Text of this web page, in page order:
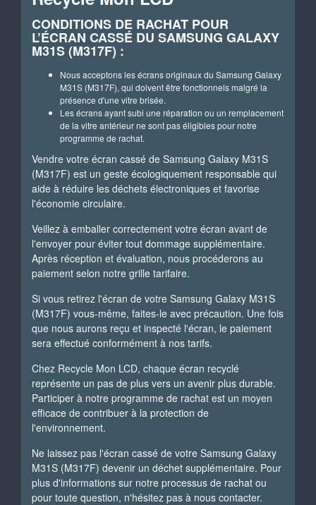
CONDITIONS DE RACHAT POUR
L’ÉCRAN CASSÉ DU SAMSUNG GALAXY
M31S (M317F) :
Nous acceptons les écrans originaux du Samsung Galaxy
M31S (M317F), qui doivent être fonctionnels malgré la
présence d'une vitre brisée.
Les écrans ayant subi une réparation ou un remplacement
de la vitre antérieur ne sont pas éligibles pour notre
programme de rachat.
Vendre votre écran cassé de Samsung Galaxy M31S
(M317F) est un geste écologiquement responsable qui
aide à réduire les déchets électroniques et favorise
l'économie circulaire.
Veillez à emballer correctement votre écran avant de
l'envoyer pour éviter tout dommage supplémentaire.
Après réception et évaluation, nous procéderons au
paiement selon notre grille tarifaire.
Si vous retirez l'écran de votre Samsung Galaxy M31S
(M317F) vous-même, faites-le avec précaution. Une fois
que nous aurons reçu et inspecté l'écran, le paiement
sera effectué conformément à nos tarifs.
Chez Recycle Mon LCD, chaque écran recyclé
représente un pas de plus vers un avenir plus durable.
Participer à notre programme de rachat est un moyen
efficace de contribuer à la protection de
l'environnement.
Ne laissez pas l'écran cassé de votre Samsung Galaxy
M31S (M317F) devenir un déchet supplémentaire. Pour
plus d'informations sur notre processus de rachat ou
pour toute question, n'hésitez pas à nous contacter.